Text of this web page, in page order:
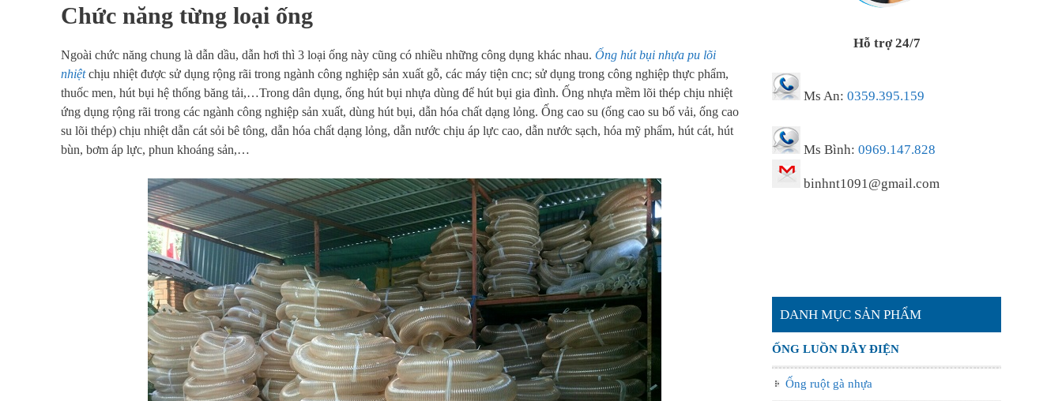
Chức năng từng loại ống
Ngoài chức năng chung là dẫn dầu, dẫn hơi thì 3 loại ống này cũng có nhiều những công dụng khác nhau. Ống hút bụi nhựa pu lõi
nhiệtchịu nhiệt được sử dụng rộng rãi trong ngành công nghiệp sản xuất gỗ, các máy tiện cnc; sử dụng trong công nghiệp thực phẩm,
thuốc men, hút bụi hệ thống băng tải,…Trong dân dụng, ống hút bụi nhựa dùng để hút bụi gia đình. Ống nhựa mềm lõi thép chịu nhiệt
ứng dụng rộng rãi trong các ngành công nghiệp sản xuất, dùng hút bụi, dẫn hóa chất dạng lỏng. Ống cao su (ống cao su bố vải, ống cao
su lõi thép) chịu nhiệt dẫn cát sỏi bê tông, dẫn hóa chất dạng lỏng, dẫn nước chịu áp lực cao, dẫn nước sạch, hóa mỹ phẩm, hút cát, hút
bùn, bơm áp lực, phun khoáng sản,…
Hỗ trợ 24/7
Ms An: 0359.395.159
Ms Bình: 0969.147.828
binhnt1091@gmail.com
DANH MỤC SẢN PHẨM
ỐNG LUỒN DÂY ĐIỆN
Ống ruột gà nhựa